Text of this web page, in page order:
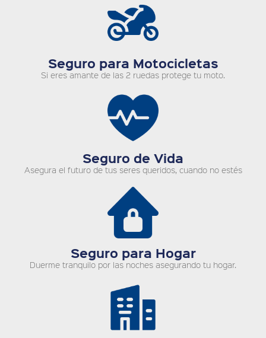
Seguro para Motocicletas
Si eres amante de las 2 ruedas protege tu moto.
Seguro de Vida
Asegura el futuro de tus seres queridos, cuando no estés
Seguro para Hogar
Duerme tranquilo por las noches asegurando tu hogar.